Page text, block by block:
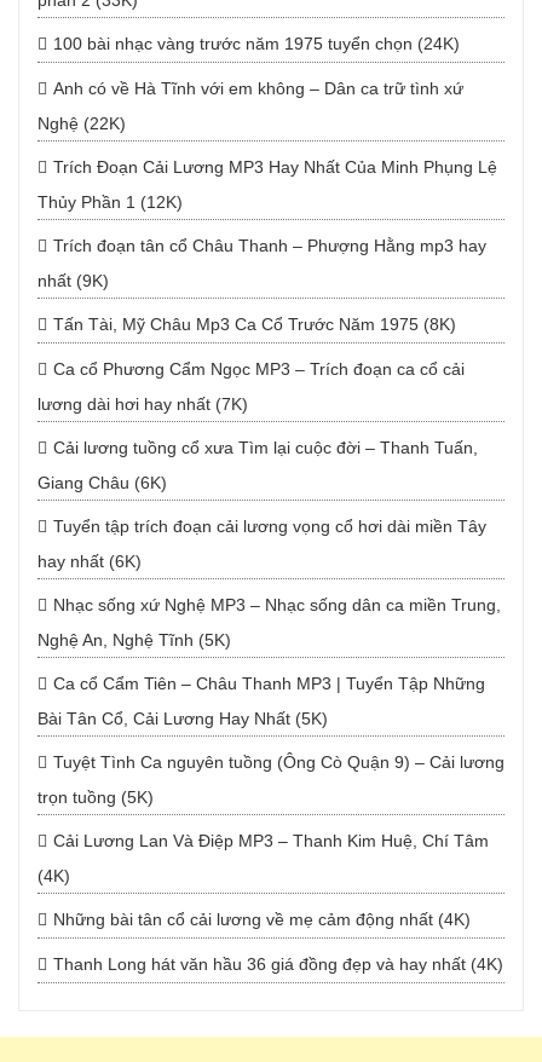
100 bài nhạc vàng trước năm 1975 tuyển chọn (24K)
Anh có về Hà Tĩnh với em không – Dân ca trữ tình xứ
Nghệ (22K)
Trích Đoạn Cải Lương MP3 Hay Nhất Của Minh Phụng Lệ
Thủy Phần 1 (12K)
Trích đoạn tân cổ Châu Thanh – Phượng Hằng mp3 hay
nhất (9K)
Tấn Tài, Mỹ Châu Mp3 Ca Cổ Trước Năm 1975 (8K)
Ca cổ Phương Cẩm Ngọc MP3 – Trích đoạn ca cổ cải
lương dài hơi hay nhất (7K)
Cải lương tuồng cổ xưa Tìm lại cuộc đời – Thanh Tuấn,
Giang Châu (6K)
Tuyển tập trích đoạn cải lương vọng cổ hơi dài miền Tây
hay nhất (6K)
Nhạc sống xứ Nghệ MP3 – Nhạc sống dân ca miền Trung,
Nghệ An, Nghệ Tĩnh (5K)
Ca cổ Cẩm Tiên – Châu Thanh MP3 | Tuyển Tập Những
Bài Tân Cổ, Cải Lương Hay Nhất (5K)
Tuyệt Tình Ca nguyên tuồng (Ông Cò Quận 9) – Cải lương
trọn tuồng (5K)
Cải Lương Lan Và Điệp MP3 – Thanh Kim Huệ, Chí Tâm
(4K)
Những bài tân cổ cải lương về mẹ cảm động nhất (4K)
Thanh Long hát văn hầu 36 giá đồng đẹp và hay nhất (4K)